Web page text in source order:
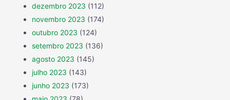
dezembro 2023 (112)
novembro 2023 (174)
outubro 2023 (124)
setembro 2023 (136)
agosto 2023 (145)
julho 2023 (143)
junho 2023 (173)